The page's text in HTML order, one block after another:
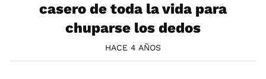
casero de toda la vida para
chuparse los dedos
HACE 4 AÑOS